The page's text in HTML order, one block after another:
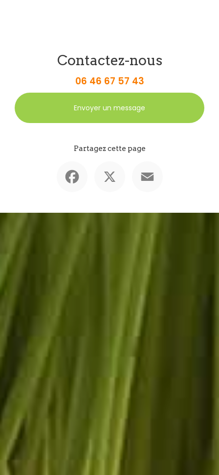
Contactez-nous
06 46 67 57 43
Envoyer un message
Partagez cette page